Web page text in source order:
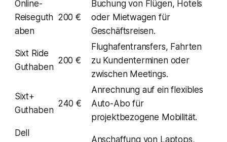
Online-
Reiseguth
aben
200 €
Buchung von Flügen, Hotels
oder Mietwagen für
Geschäftsreisen.
Sixt Ride
Guthaben
200 €
Flughafentransfers, Fahrten
zu Kundenterminen oder
zwischen Meetings.
Sixt+
Guthaben
240 €
Anrechnung auf ein flexibles
Auto-Abo für
projektbezogene Mobilität.
Dell
Anschaffung von Laptops,